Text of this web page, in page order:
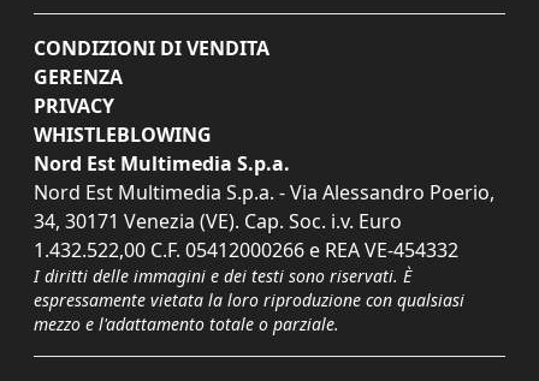
CONDIZIONI DI VENDITA
GERENZA
PRIVACY
WHISTLEBLOWING
Nord Est Multimedia S.p.a.
Nord Est Multimedia S.p.a. - Via Alessandro Poerio,
34, 30171 Venezia (VE). Cap. Soc. i.v. Euro
1.432.522,00 C.F. 05412000266 e REA VE-454332
I diritti delle immagini e dei testi sono riservati. È
espressamente vietata la loro riproduzione con qualsiasi
mezzo e l'adattamento totale o parziale.